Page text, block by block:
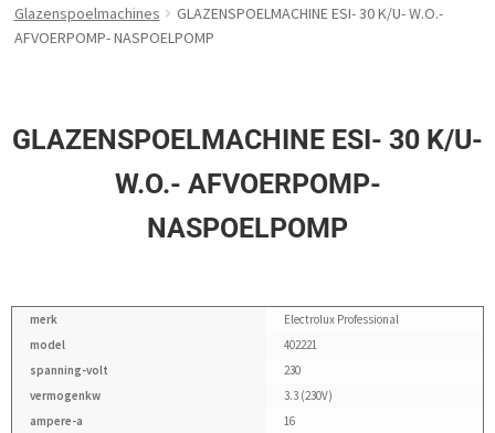
Glazenspoelmachines
GLAZENSPOELMACHINE ESI- 30 K/U- W.O.-
AFVOERPOMP- NASPOELPOMP
GLAZENSPOELMACHINE ESI- 30 K/U-
W.O.- AFVOERPOMP-
NASPOELPOMP
merk
Electrolux Professional
model
402221
spanning-volt
230
vermogenkw
3.3 (230V)
ampere-a
16